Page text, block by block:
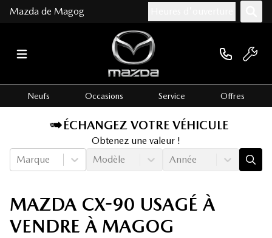
Mazda de Magog
Neufs Occasions Service Offres
ÉCHANGEZ VOTRE VÉHICULE
Obtenez une valeur !
Marque
Modèle Année
MAZDA CX-90 USAGÉ À
VENDRE À MAGOG